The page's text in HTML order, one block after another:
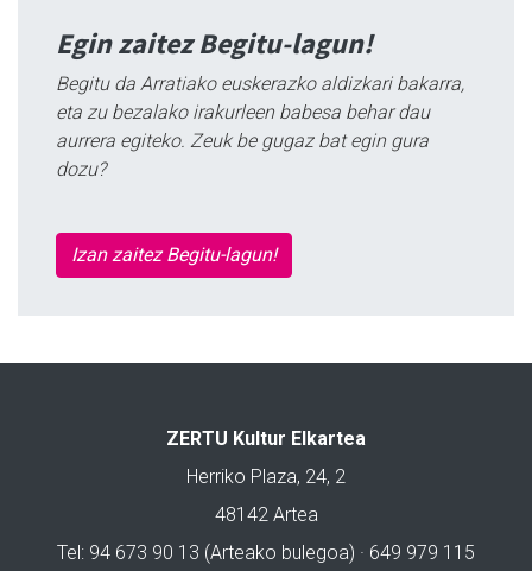
Egin zaitez Begitu-lagun!
Begitu da Arratiako euskerazko aldizkari bakarra,
eta zu bezalako irakurleen babesa behar dau
aurrera egiteko. Zeuk be gugaz bat egin gura
dozu?
Izan zaitez Begitu-lagun!
ZERTU Kultur Elkartea
Herriko Plaza, 24, 2
48142 Artea
Tel: 94 673 90 13 (Arteako bulegoa) · 649 979 115